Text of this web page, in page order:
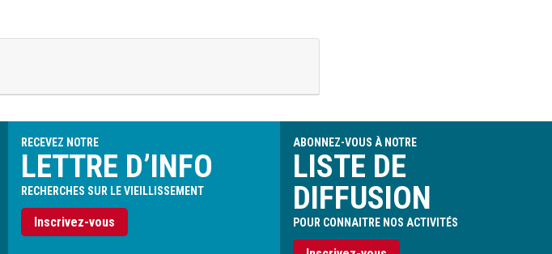
RECEVEZ NOTRE
LETTRE D’INFO
RECHERCHES SUR LE VIEILLISSEMENT
Inscrivez-vous
ABONNEZ-VOUS À NOTRE
LISTE DE
DIFFUSION
POUR CONNAITRE NOS ACTIVITÉS